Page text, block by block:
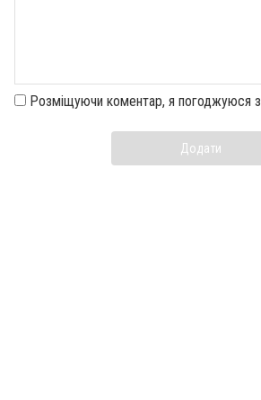
Розміщуючи коментар, я погоджуюся з
Додати